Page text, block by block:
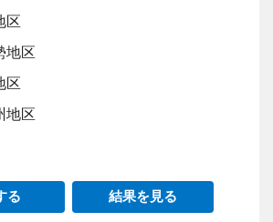
区
地区
区
地区
る 結果を見る